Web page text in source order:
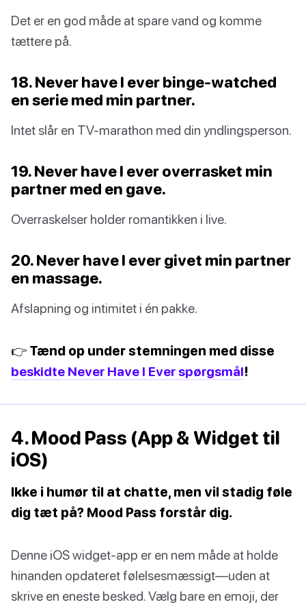
Det er en god måde at spare vand og komme
tættere på.
18. Never have I ever binge-watched
en serie med min partner.
Intet slår en TV-marathon med din yndlingsperson.
19. Never have I ever overrasket min
partner med en gave.
Overraskelser holder romantikken i live.
20. Never have I ever givet min partner
en massage.
Afslapning og intimitet i én pakke.
👉 Tænd op under stemningen med disse
beskidte Never Have I Ever spørgsmål!
4. Mood Pass (App & Widget til
iOS)
Ikke i humør til at chatte, men vil stadig føle
dig tæt på? Mood Pass forstår dig.
Denne iOS widget-app er en nem måde at holde
hinanden opdateret følelsesmæssigt—uden at
skrive en eneste besked. Vælg bare en emoji, der